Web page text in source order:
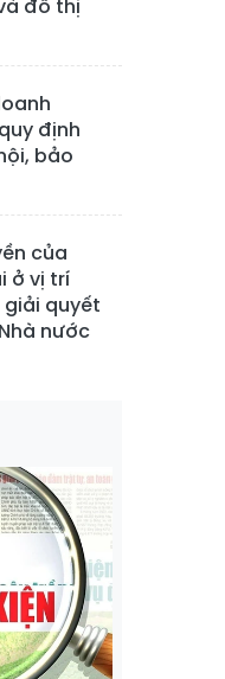
đô thị
định
bảo
của
ở vị trí
quyết
nước